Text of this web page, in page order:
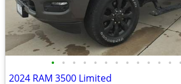
• • • • • • • • • • • • •
2024 RAM 3500 Limited